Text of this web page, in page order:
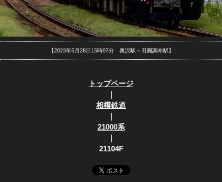
【2023年5月28日15時07分 奥沢駅～田園調布駅】
トップページ
｜
相模鉄道
｜
21000系
｜
21104F